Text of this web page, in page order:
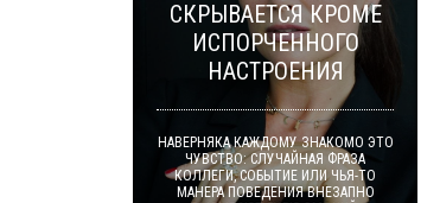
СКРЫВАЕТСЯ КРОМЕ
ИСПОРЧЕННОГО
НАСТРОЕНИЯ
НАВЕРНЯКА КАЖДОМУ ЗНАКОМО ЭТО
ЧУВСТВО: СЛУЧАЙНАЯ ФРАЗА
КОЛЛЕГИ, СОБЫТИЕ ИЛИ ЧЬЯ-ТО
МАНЕРА ПОВЕДЕНИЯ ВНЕЗАПНО